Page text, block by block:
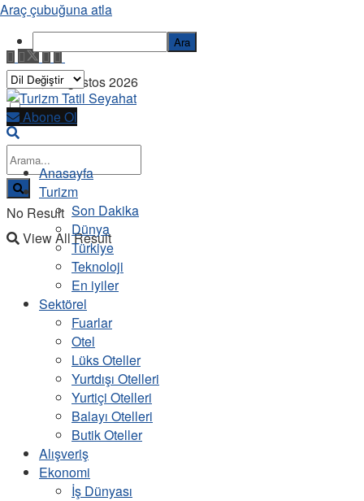
Cuma, 7 Ağustos 2026
No Result
View All Result
Abone Ol
Anasayfa
Turizm
Son Dakika
Dünya
Türkiye
Teknoloji
En iyiler
Sektörel
Fuarlar
Otel
Lüks Oteller
Yurtdışı Otelleri
Yurtiçi Otelleri
Balayı Otelleri
Butik Oteller
Alışveriş
Ekonomi
İş Dünyası
Araç çubuğuna atla
Ara